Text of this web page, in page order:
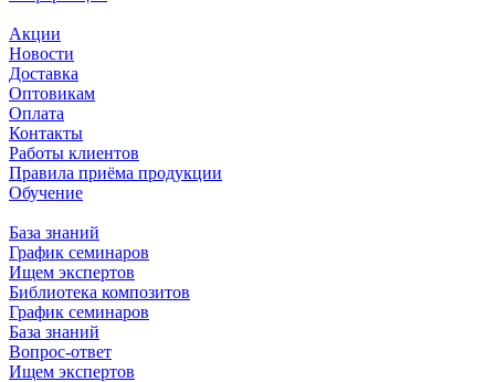
Акции
Новости
Доставка
Оптовикам
Оплата
Контакты
Работы клиентов
Правила приёма продукции
Обучение
База знаний
График семинаров
Ищем экспертов
Библиотека композитов
График семинаров
База знаний
Вопрос-ответ
Ищем экспертов